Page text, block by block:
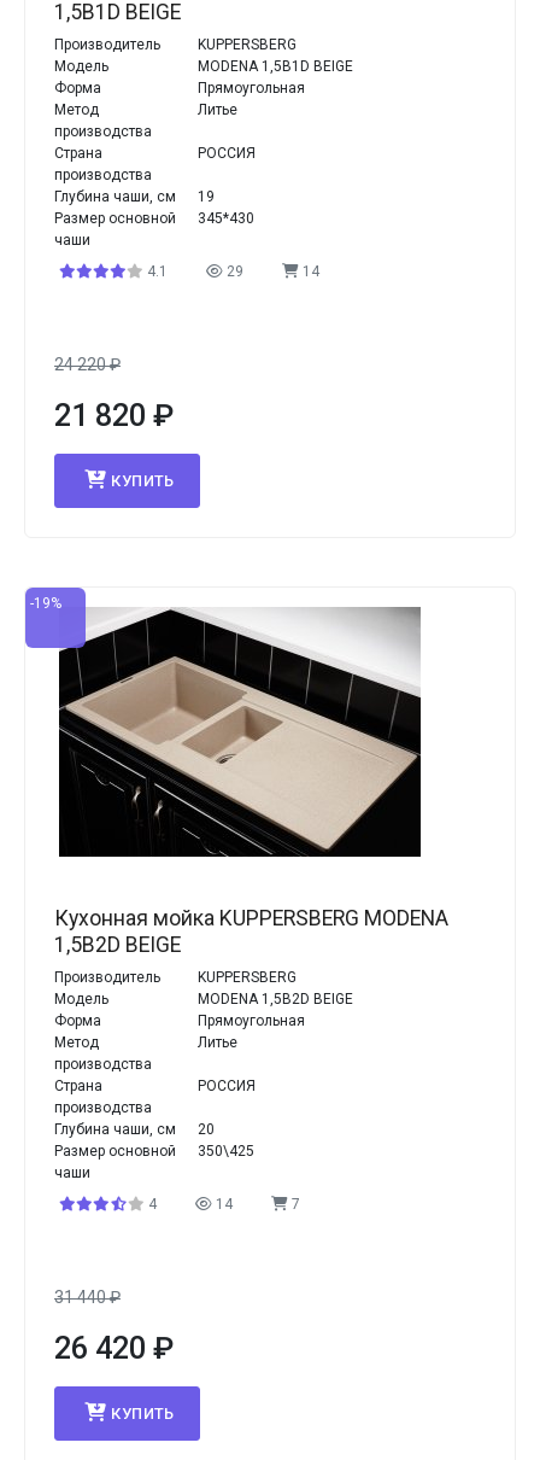
1,5B1D BEIGE
Производитель
KUPPERSBERG
Модель
MODENA 1,5B1D BEIGE
Форма
Прямоугольная
Метод
производства
Литье
Страна
производства
РОССИЯ
Глубина чаши, см
19
Размер основной
чаши
345*430
4.1 29 14
24 220₽
21 820 ₽
КУПИТЬ
-19%
Кухонная мойка KUPPERSBERG MODENA
1,5B2D BEIGE
Производитель
KUPPERSBERG
Модель
MODENA 1,5B2D BEIGE
Форма
Прямоугольная
Метод
производства
Литье
Страна
производства
РОССИЯ
Глубина чаши, см
20
Размер основной
чаши
350\425
4 14 7
31 440₽
26 420 ₽
КУПИТЬ